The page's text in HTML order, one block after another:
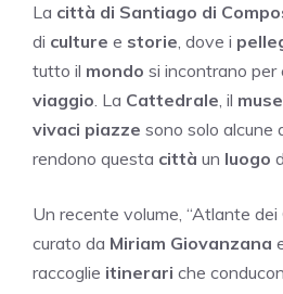
La città di Santiago di
di culture e storie, dove i
tutto il mondo si incontrano per
viaggio. La Cattedrale, il
vivaci piazze sono solo alcune
rendono questa città un luogo
Un recente volume, “Atlante dei
curato da Miriam Giovanzana
raccoglie itinerari che